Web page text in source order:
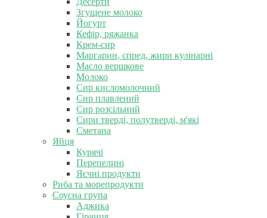
Згущене молоко
Йогурт
Кефір, ряжанка
Крем-сир
Маргарин, спред, жири кулінарні
Масло вершкове
Молоко
Сир кисломолочний
Сир плавлений
Сир розсільний
Сири тверді, полутверді, м'які
Сметана
Яйця
Курячі
Перепелині
Яєчні продукти
Риба та морепродукти
Соусна група
Аджика